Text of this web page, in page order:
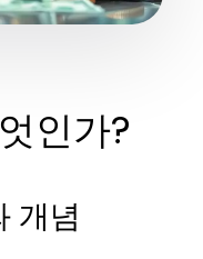
인가?
개념